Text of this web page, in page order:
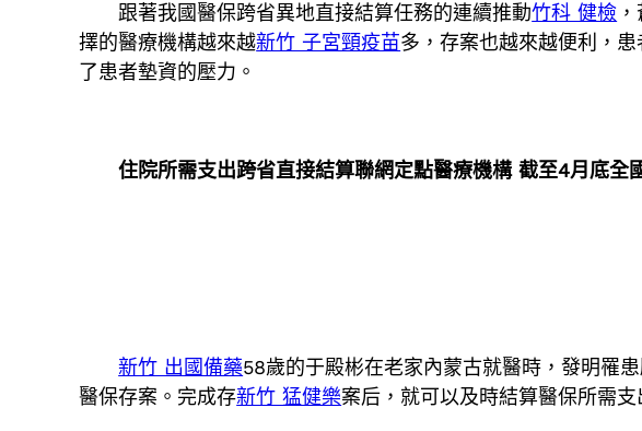
跟著我國醫保跨省異地直接結算任務的連續推動竹科 健檢
擇的醫療機構越來越新竹 子宮頸疫苗多，存案也越來越便利，
了患者墊資的壓力。
住院所需支出跨省直接結算聯網定點醫療機構 截至4月底全
新竹 出國備藥58歲的于殿彬在老家內蒙古就醫時，發明罹
醫保存案。完成存新竹 猛健樂案后，就可以及時結算醫保所需支